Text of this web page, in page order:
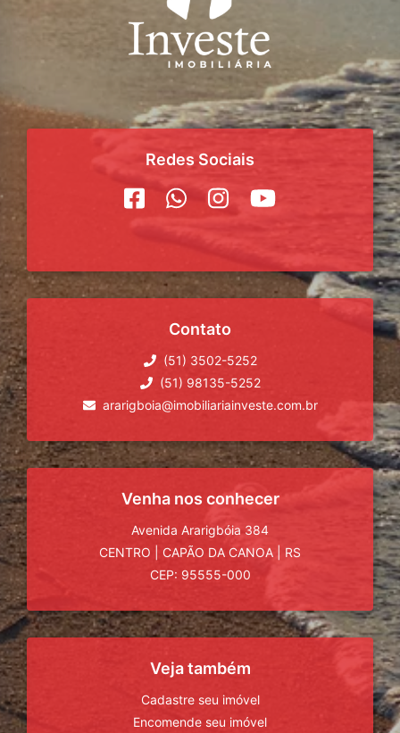
Redes Sociais
Contato
(51) 3502-5252
(51) 98135-5252
ararigboia@imobiliariainveste.com.br
Venha nos conhecer
Avenida Ararigbóia 384
CENTRO
CAPÃO DA CANOA
RS
CEP: 95555-000
Veja também
Cadastre seu imóvel
Encomende seu imóvel